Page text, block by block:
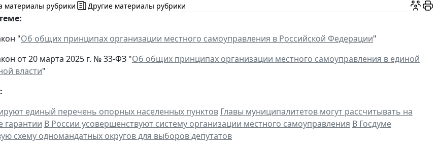
материалы рубрики
Другие материалы рубрики
"Об общих принципах организации местного самоуправления в Российской Федерации"
от 20 марта 2025 г. № 33-ФЗ "Об общих принципах организации местного самоуправления в единой
власти"
единый перечень опорных населенных пунктов Главы муниципалитетов могут рассчитывать на
гарантии В России усовершенствуют систему организации местного самоуправления В Госдуме
схему одномандатных округов для выборов депутатов